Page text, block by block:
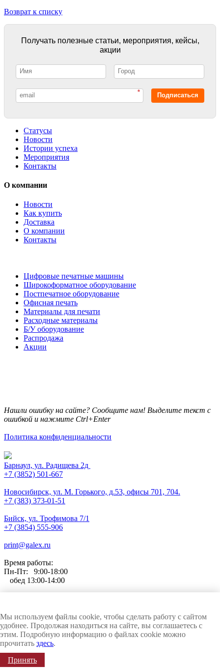
Возврат к списку
Получать полезные статьи, мероприятия, кейсы,
акции
* Подписаться
Статусы
Новости
Истории успеха
Мероприятия
Контакты
О компании
Новости
Как купить
Доставка
О компании
Контакты
Цифровые печатные машины
Широкоформатное оборудование
Постпечатное оборудование
Офисная печать
Материалы для печати
Расходные материалы
Б/У оборудование
Распродажа
Акции
Нашли ошибку на сайте? Сообщите нам! Выделите текст с
ошибкой и нажмите Ctrl+Enter
Политика конфиденциальности
Барнаул, ул. Радищева 2д
+7 (3852) 501-667
Новосибирск, ул. М. Горького, д.53, офисы 701, 704.
+7 (383) 373-01-51
Бийск, ул. Трофимова 7/1
+7 (3854) 555-906
print@galex.ru
Время работы:
Пн-Пт: 9:00-18:00
обед 13:00-14:00
Любое использование материалов сайта только с письменного
согласия компании ГАЛЭКС
© ГАЛЭКС, 1999-2026. Все права защищены и охраняются законом
Корзина
Мы используем файлы cookie, чтобы сделать работу с сайтом
удобнее. Продолжая находиться на сайте, вы соглашаетесь с
этим. Подробную информацию о файлах cookie можно
прочитать здесь.
Принять